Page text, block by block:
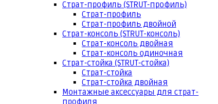
Страт-профиль (STRUT-профиль)
Страт-профиль
Страт-профиль двойной
Страт-консоль (STRUT-консоль)
Страт-консоль двойная
Страт-консоль одиночная
Страт-стойка (STRUT-стойка)
Страт-стойка
Страт-стойка двойная
Монтажные аксессуары для страт-
профиля